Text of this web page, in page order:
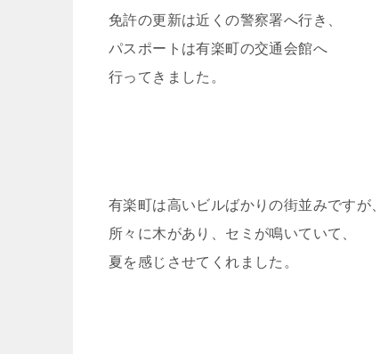
免許の更新は近くの警察署へ行き、
パスポートは有楽町の交通会館へ
行ってきました。
有楽町は高いビルばかりの街並みですが、
所々に木があり、セミが鳴いていて、
夏を感じさせてくれました。